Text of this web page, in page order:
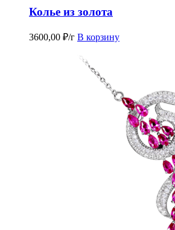
Колье из золота
3600,00 ₽/г В корзину